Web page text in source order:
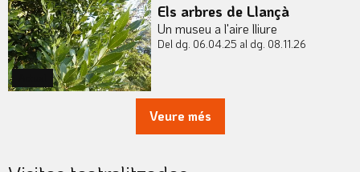
Els arbres de Llançà
Un museu a l'aire lliure
Del dg. 06.04.25 al dg. 08.11.26
Veure més